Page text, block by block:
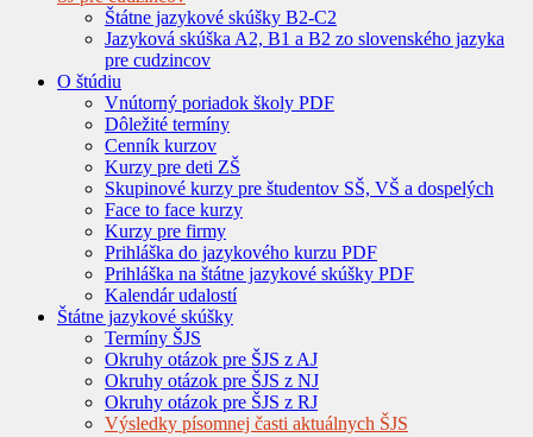
Štátne jazykové skúšky B2-C2
Jazyková skúška A2, B1 a B2 zo slovenského jazyka
pre cudzincov
O štúdiu
Vnútorný poriadok školy PDF
Dôležité termíny
Cenník kurzov
Kurzy pre deti ZŠ
Skupinové kurzy pre študentov SŠ, VŠ a dospelých
Face to face kurzy
Kurzy pre firmy
Prihláška do jazykového kurzu PDF
Prihláška na štátne jazykové skúšky PDF
Kalendár udalostí
Štátne jazykové skúšky
Termíny ŠJS
Okruhy otázok pre ŠJS z AJ
Okruhy otázok pre ŠJS z NJ
Okruhy otázok pre ŠJS z RJ
Výsledky písomnej časti aktuálnych ŠJS